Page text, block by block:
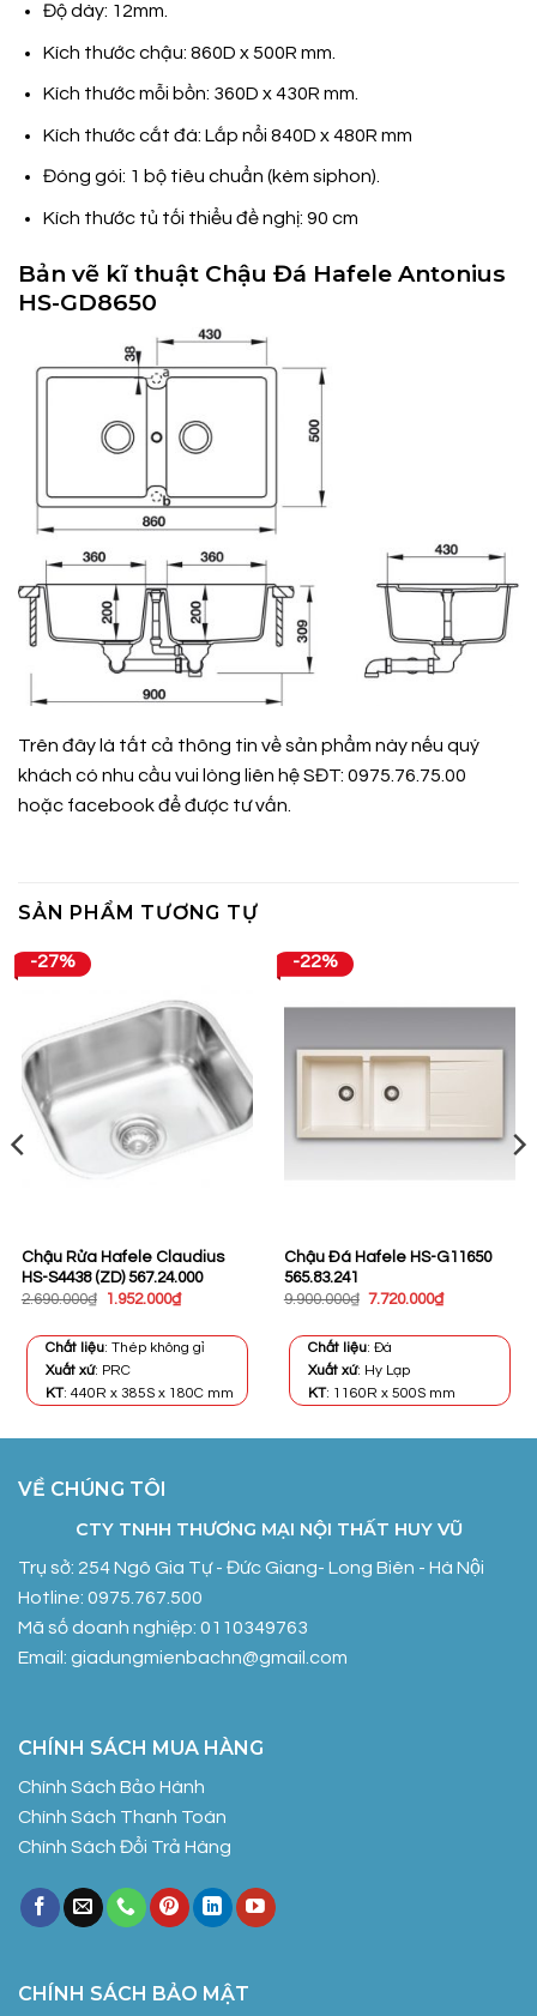
Độ dày: 12mm.
Kích thước chậu: 860D x 500R mm.
Kích thước mỗi bồn: 360D x 430R mm.
Kích thước cắt đá: Lắp nổi 840D x 480R mm
Đóng gói: 1 bộ tiêu chuẩn (kèm siphon).
Kích thước tủ tối thiểu đề nghị: 90 cm
Bản vẽ kĩ thuật Chậu Đá Hafele Antonius
HS-GD8650
Trên đây là tất cả thông tin về sản phẩm này nếu quý
khách có nhu cầu vui lòng liên hệ SĐT: 0975.76.75.00
hoặc facebookđể được tư vấn.
SẢN PHẨM TƯƠNG TỰ
-27%
Chậu Rửa Hafele Claudius
HS-S4438 (ZD) 567.24.000
2.690.000₫
Giá
2.690.000₫.
1.952.000₫Giá
là:
Chất liệu: Thép không gỉ
Xuất xứ: PRC
KT: 440R x 385S x 180C mm
-22%
Chậu Đá Hafele HS-G11650
565.83.241
9.900.000₫ Giá
9.900.000₫.
7.720.000₫Giá
Chất liệu: Đá
Xuất xứ: Hy Lạp
KT: 1160R x 500S mm
VỀ CHÚNG TÔI
CTY TNHH THƯƠNG MẠI NỘI THẤT HUY VŨ
Trụ sở: 254 Ngô Gia Tự - Đức Giang- Long Biên - Hà Nội
Hotline: 0975.767.500
Mã số doanh nghiệp: 0110349763
Email: giadungmienbachn@gmail.com
CHÍNH SÁCH MUA HÀNG
Chính Sách Bảo Hành
Chính Sách Thanh Toán
Chính Sách Đổi Trả Hàng
CHÍNH SÁCH BẢO MẬT